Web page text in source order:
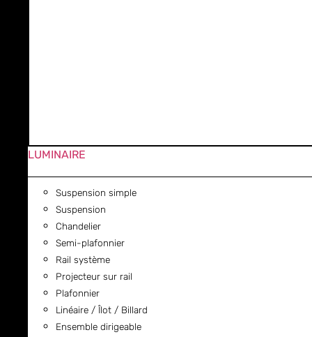
LUMINAIRE
Suspension simple
Suspension
Chandelier
Semi-plafonnier
Rail système
Projecteur sur rail
Plafonnier
Linéaire / Îlot / Billard
Ensemble dirigeable